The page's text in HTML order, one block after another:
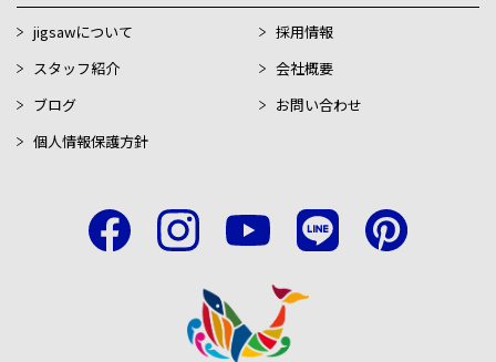
jigsawについて
採用情報
スタッフ紹介
会社概要
ブログ
お問い合わせ
個人情報保護方針